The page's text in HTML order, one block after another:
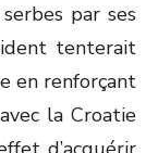
par ses
tenterait
en renforçant
la Croatie